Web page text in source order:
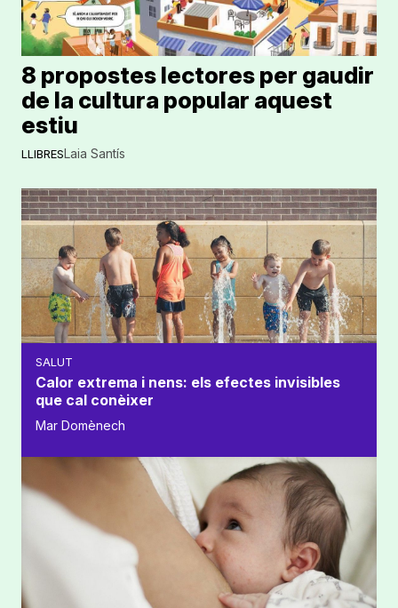
LLIBRES
8 propostes lectores per gaudir
de la cultura popular aquest
estiu
Laia Santís
SALUT
Calor extrema i nens: els efectes invisibles
que cal conèixer
Mar Domènech